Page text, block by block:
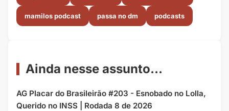
mamilos podcast passa no dm podcasts
Ainda nesse assunto...
AG Placar do Brasileirão #203 - Esnobado no Lolla,
Querido no INSS | Rodada 8 de 2026